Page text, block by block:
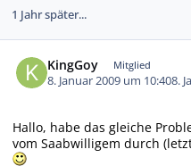
1 Jahr später...
KingGoy Mitglied
8. Januar 2009 um 10:408.
Hallo, habe das gleiche
vom Saabwilligem durch